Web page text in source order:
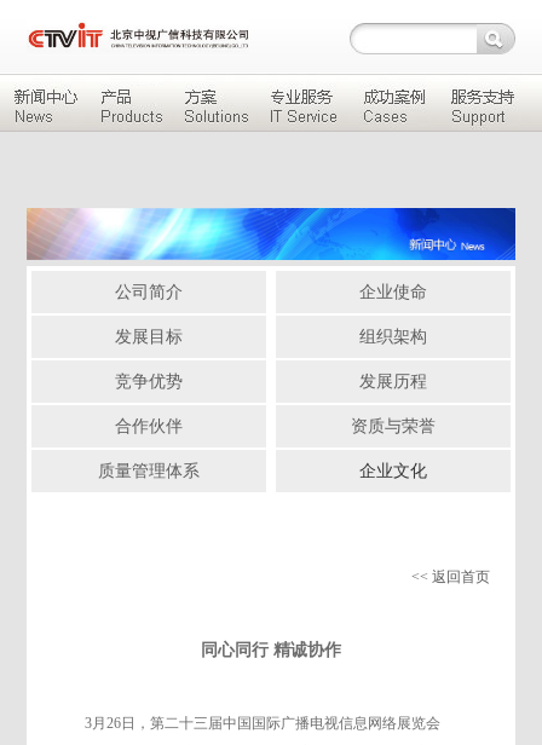
公司简介 企业使命
发展目标 组织架构
竞争优势 发展历程
合作伙伴 资质与荣誉
质量管理体系 企业文化
<< 返回首页
同心同行 精诚协作
3月26日，第二十三届中国国际广播电视信息网络展览会